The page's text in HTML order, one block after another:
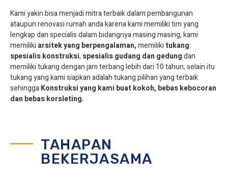
Kami yakin bisa menjadi mitra terbaik dalam pembangunan
ataupun renovasi rumah anda karena kami memiliki tim yang
lengkap dan specialis dalam bidangnya masing masing, kami
memiliki arsitek yang berpengalaman,memiliki tukang
spesialiskonstruksi, spesialis gudang dan gedungdan
memiliki tukang dengan jam terbang lebih dari 10 tahun, selain itu
tukang yang kami siapkan adalah tukang pilihan yang terbaik
sehinggaKonstruksi yang kami buat kokoh, bebas kebocoran
dan bebas korsleting.
TAHAPAN
BEKERJASAMA